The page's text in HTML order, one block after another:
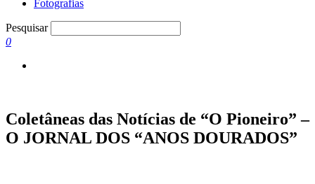
Fotografias
Pesquisar
0
Coletâneas das Notícias de “O Pioneiro” –
O JORNAL DOS “ANOS DOURADOS”